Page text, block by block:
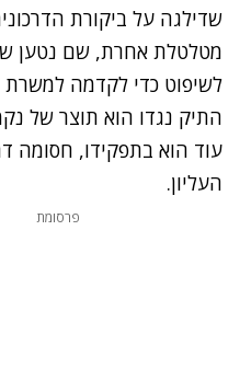
שדילגה על ביקורת
מטלטלת אחרת, שם נטען
לשיפוט כדי לקדמה למשרת
התיק נגדו הוא תוצר של
עוד הוא בתפקידו, חסומה
העליון.
פרסומת